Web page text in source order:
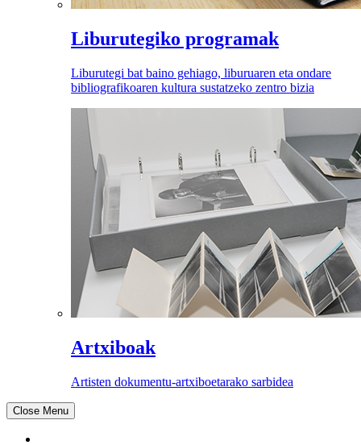
Liburutegiko programak
Liburutegi bat baino gehiago, liburuaren eta ondare
bibliografikoaren kultura sustatzeko zentro bizia
Artxiboak
Artisten dokumentu-artxiboetarako sarbidea
Close Menu